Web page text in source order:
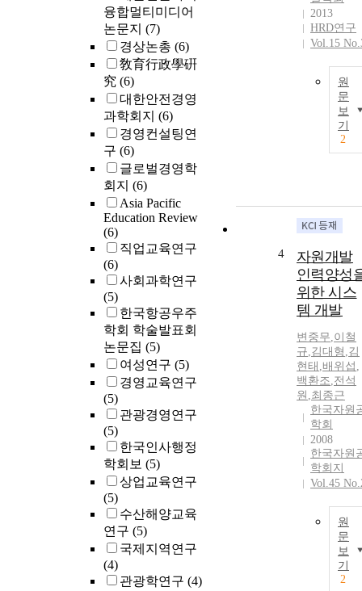
융합멀티미디어
논문지 (7)
경상논총 (6)
敎育行政學硏
究 (6)
대한안전경영
과학회지 (6)
경영컨설팅연
구 (6)
글로벌경영학
회지 (6)
Asia Pacific
Education Review
(6)
직업교육연구
(6)
사회과학연구
(5)
한국항공우주
학회 학술발표회
논문집 (5)
여성연구 (5)
경영교육연구
(5)
관광경영연구
(5)
한국인사행정
학회보 (5)
상업교육연구
(5)
수산해양교육
연구 (5)
국제지역연구
(4)
관광학연구 (4)
2013
HRD연구
Vol.15
원
문
보
기
2
4
자원개발
인력양성
위한 시스
템 개발
변중무,이철
규,김대형 ,김
현태 ,배위섭 ,
백환조,전석
원 ,최종근
한국자원
학회
2008
한국자원
학회지
Vol.45
원
문
보
기
2